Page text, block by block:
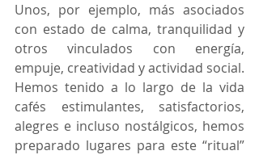
Unos, por ejemplo, más asociados
con estado de calma, tranquilidad y
otros vinculados con energía,
empuje, creatividad y actividad social.
Hemos tenido a lo largo de la vida
cafés estimulantes, satisfactorios,
alegres e incluso nostálgicos, hemos
preparado lugares para este “ritual”